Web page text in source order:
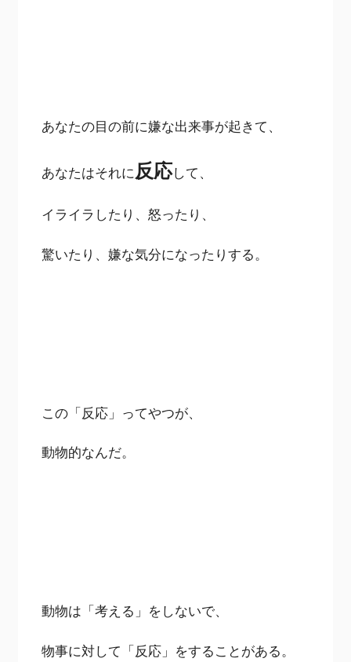
あなたの目の前に嫌な出来事が起きて、
あなたはそれに反応して、
イライラしたり、怒ったり、
驚いたり、嫌な気分になったりする。
この「反応」ってやつが、
動物的なんだ。
動物は「考える」をしないで、
物事に対して「反応」をすることがある。